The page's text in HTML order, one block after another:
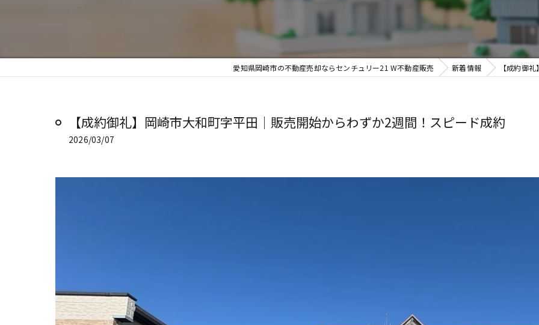
愛知県岡崎市の不動産売却ならセンチュリー21 W不動産販売 新着情報 【成約御
【成約御礼】岡崎市大和町字平田｜販売開始からわずか2週間！スピード成約
2026/03/07